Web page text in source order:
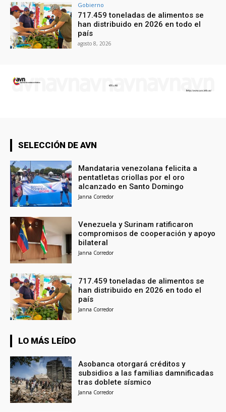
Gobierno
717.459 toneladas de alimentos se
han distribuido en 2026 en todo el
país
agosto 8, 2026
SELECCIÓN DE AVN
Mandataria venezolana felicita a
pentatletas criollas por el oro
alcanzado en Santo Domingo
Janna Corredor
Venezuela y Surinam ratificaron
compromisos de cooperación y apoyo
bilateral
Janna Corredor
717.459 toneladas de alimentos se
han distribuido en 2026 en todo el
país
Janna Corredor
LO MÁS LEÍDO
Asobanca otorgará créditos y
subsidios a las familias damnificadas
tras doblete sísmico
Janna Corredor